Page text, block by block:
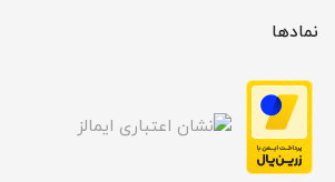
نمادها